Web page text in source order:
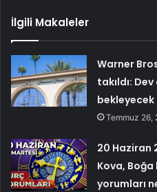
İlgili Makaleler
Warner
takıldı:
bekleyecek
Temmuz 26,
20 Haziran
Kova, Boğa
yorumları